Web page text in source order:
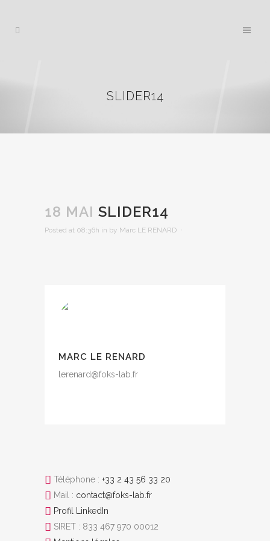
SLIDER14
18 MAI SLIDER14
Posted at 08:36h in by Marc LE RENARD
MARC LE RENARD
lerenard@foks-lab.fr
Téléphone : +33 2 43 56 33 20
Mail : contact@foks-lab.fr
Profil LinkedIn
SIRET : 833 467 970 00012